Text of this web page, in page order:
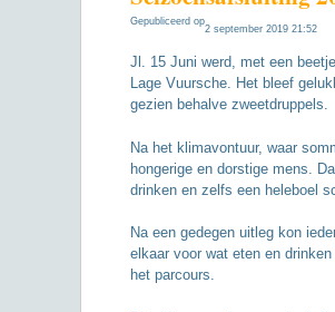
Gepubliceerd op
2 september 2019 21:52
Jl. 15 Juni werd, met een
Lage Vuursche. Het bleef
gezien behalve zweetdruppels.
Na het klimavontuur, waar
hongerige en dorstige mens.
drinken en zelfs een heleboel
Na een gedegen uitleg kon
elkaar voor wat eten en
het parcours.